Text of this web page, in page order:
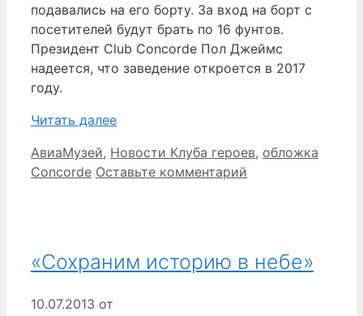
подавались на его борту. За вход на борт с
посетителей будут брать по 16 фунтов.
Президент Club Concorde Пол Джеймс
надеется, что заведение откроется в 2017
году.
Читать далее
Рубрики
АвиаМузей, Новости Клуба героев, обложка
Concorde Оставьте комментарий
«Сохраним историю в небе»
10.07.2013 от